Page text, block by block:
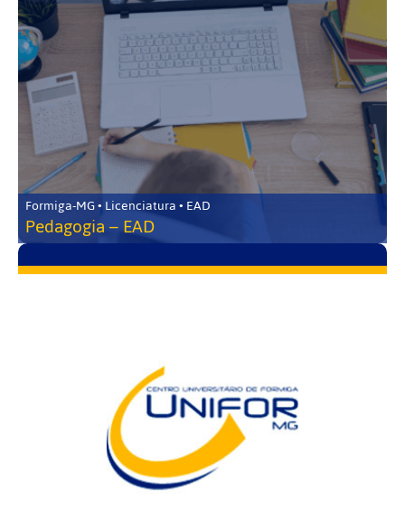
Formiga-MG • Licenciatura • EAD
Pedagogia – EAD